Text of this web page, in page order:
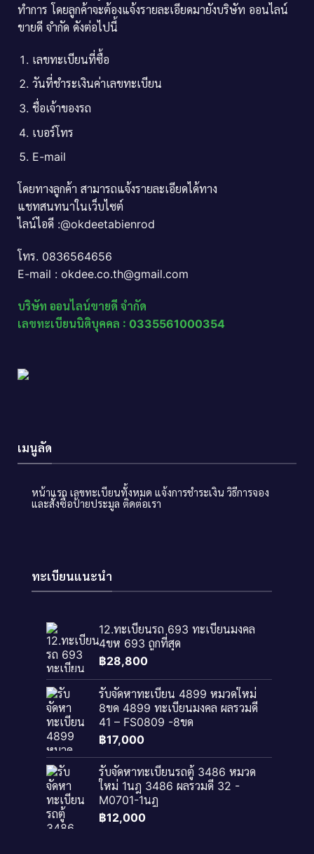
ทำการ โดยลูกค้าจะต้องแจ้งรายละเอียดมายังบริษัท ออนไลน์
ขายดี จำกัด ดังต่อไปนี้
เลขทะเบียนที่ซื้อ
วันที่ชำระเงินค่าเลขทะเบียน
ชื่อเจ้าของรถ
เบอร์โทร
E-mail
โดยทางลูกค้า สามารถแจ้งรายละเอียดได้ทาง
แชทสนทนาในเว็บไซต์
ไลน์ไอดี :@okdeetabienrod
โทร. 0836564656
E-mail : okdee.co.th@gmail.com
บริษัท ออนไลน์ขายดี จำกัด
เลขทะเบียนนิติบุคคล : 0335561000354
เมนูลัด
หน้าแรก เลขทะเบียนทั้งหมด แจ้งการชำระเงิน วิธีการจอง
และสั่งซื้อป้ายประมูล ติดต่อเรา
ทะเบียนแนะนำ
12.ทะเบียนรถ 693 ทะเบียนมงคล
4ขห 693 ถูกที่สุด
฿28,800
รับจัดหาทะเบียน 4899 หมวดใหม่
8ขด 4899 ทะเบียนมงคล ผลรวมดี
41 – FS0809 -8ขด
฿17,000
รับจัดหาทะเบียนรถตู้ 3486 หมวด
ใหม่ 1นฎ 3486 ผลรวมดี 32 -
M0701-1นฎ
฿12,000